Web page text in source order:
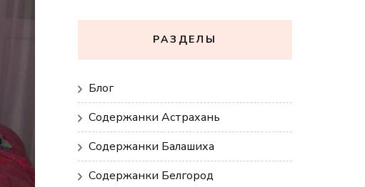
РАЗДЕЛЫ
Блог
Содержанки Астрахань
Содержанки Балашиха
Содержанки Белгород